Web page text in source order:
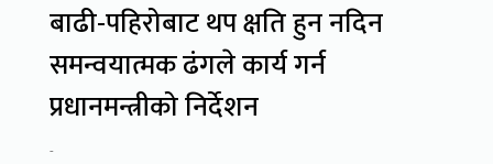
बाढी-पहिरोबाट थप क्षति हुन नदिन
समन्वयात्मक ढंगले कार्य गर्न
प्रधानमन्त्रीको निर्देशन
-